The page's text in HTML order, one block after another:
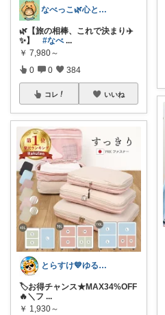
なべっこ🌿心と体を整える暮らし
🌿【旅の相棒、これで決まり✈️
✨】 #なべ ...
￥ 7,980～
0 0 384
コレ いいね
とらすけ💙ゆるミニマリストの愛用品
🏷️お得チャンス★MAX34%OFF
🔥＼フ ...
￥ 1,930～